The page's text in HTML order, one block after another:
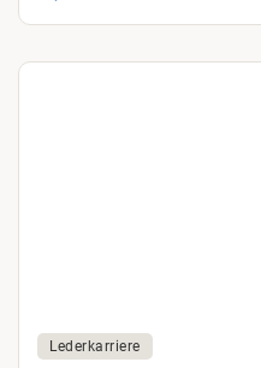
Lederkarriere